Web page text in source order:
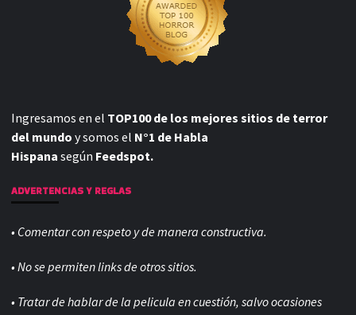
Ingresamos en el TOP100 de los mejores sitios de terror
del mundo y somos el N°1 de Habla
Hispana según Feedspot.
ADVERTENCIAS Y REGLAS
• Comentar con respeto y de manera constructiva.
• No se permiten links de otros sitios.
• Tratar de hablar de la pelicula en cuestión, salvo ocasiones